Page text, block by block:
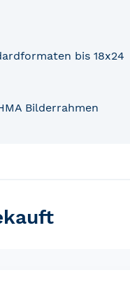
bis 18x24
Bilderrahmen